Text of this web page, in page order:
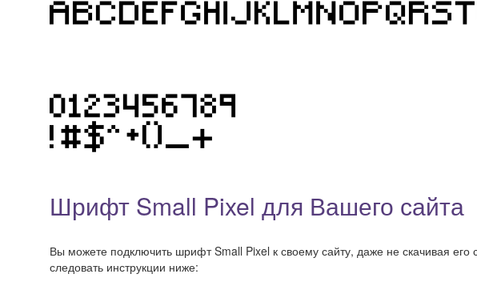
Шрифт Small Pixel для Вашего сайта
Вы можете подключить шрифт Small Pixel к своему сайту, даже не скачивая
следовать инструкции ниже: